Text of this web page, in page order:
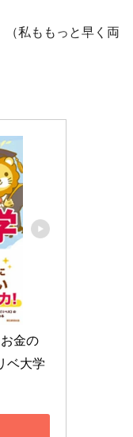
（私ももっと早く両
金の
ベ大学